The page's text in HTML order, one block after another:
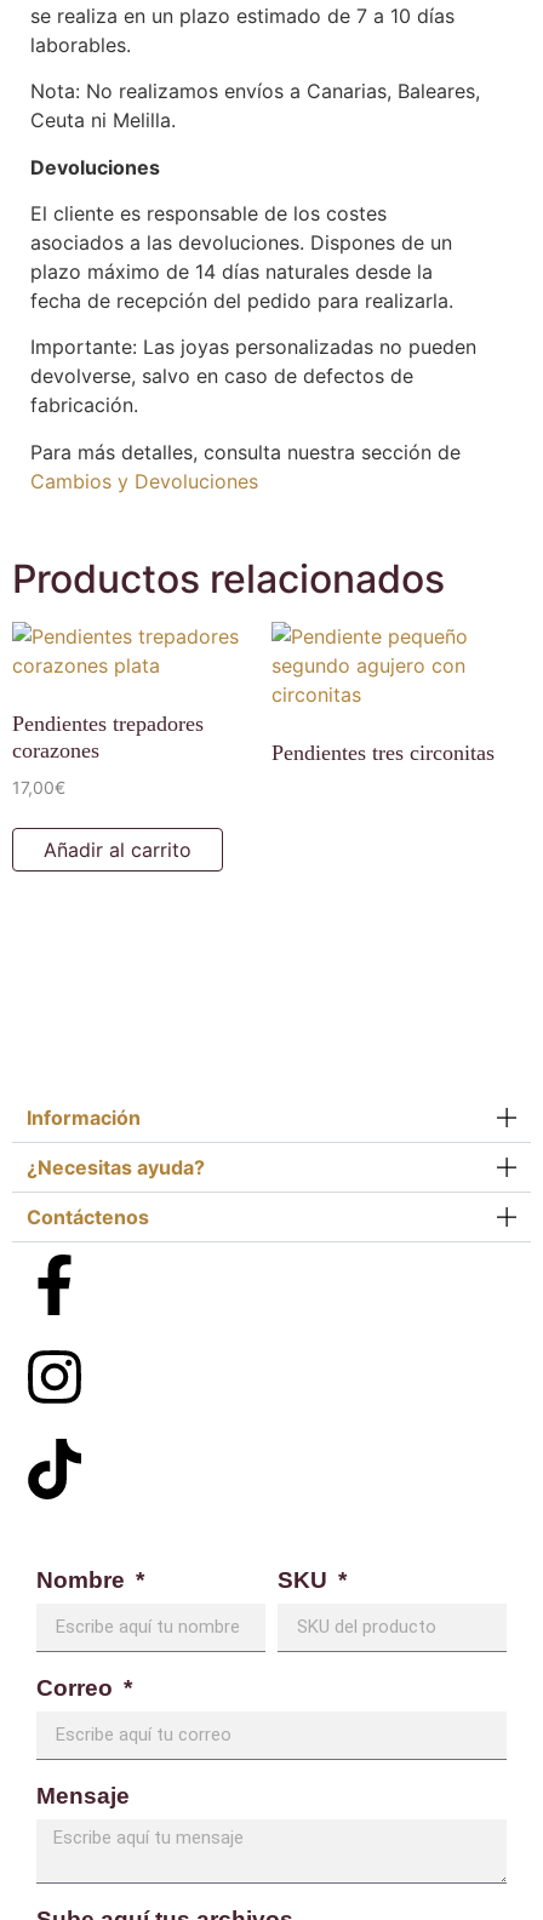
se realiza en un plazo estimado de 7 a 10 días
laborables.
Nota: No realizamos envíos a Canarias, Baleares,
Ceuta ni Melilla.
Devoluciones
El cliente es responsable de los costes
asociados a las devoluciones. Dispones de un
plazo máximo de 14 días naturales desde la
fecha de recepción del pedido para realizarla.
Importante: Las joyas personalizadas no pueden
devolverse, salvo en caso de defectos de
fabricación.
Para más detalles, consulta nuestra sección de
Cambios y Devoluciones
Productos relacionados
Pendientes trepadores
corazones
17,00€
Añadir al carrito
Pendientes tres circonitas
Información
¿Necesitas ayuda?
Contáctenos
Nombre SKU
Correo
Mensaje